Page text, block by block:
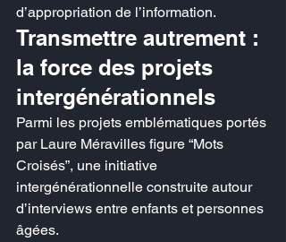
d’appropriation de l’information.
Transmettre autrement :
la force des projets
intergénérationnels
Parmi les projets emblématiques portés
par Laure Méravilles figure “Mots
Croisés”, une initiative
intergénérationnelle construite autour
d’interviews entre enfants et personnes
âgées.